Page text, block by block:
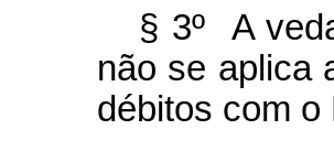
§ 3º A
não se aplica
débitos com o